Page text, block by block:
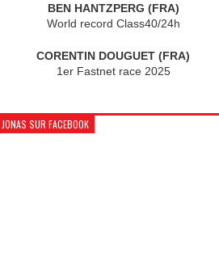
BEN HANTZPERG (FRA)
World record Class40/24h
CORENTIN DOUGUET (FRA)
1er Fastnet race 2025
JONAS SUR FACEBOOK